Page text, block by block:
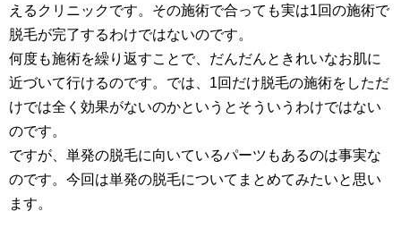
えるクリニックです。その施術で合っても実は1回の施術で
脱毛が完了するわけではないのです。
何度も施術を繰り返すことで、だんだんときれいなお肌に
近づいて行けるのです。では、1回だけ脱毛の施術をしただ
けでは全く効果がないのかというとそういうわけではない
のです。
ですが、単発の脱毛に向いているパーツもあるのは事実な
のです。今回は単発の脱毛についてまとめてみたいと思い
ます。